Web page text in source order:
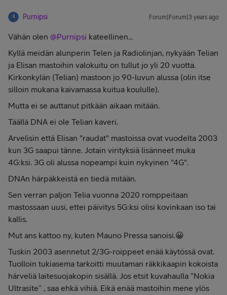
Purnipsi Forum|Forum|3 years ago
Vähän olen @Purnipsi kateellinen…
Kyllä meidän alunperin Telen ja Radiolinjan, nykyään Telian
ja Elisan mastoihin valokuitu on tullut jo yli 20 vuotta.
Kirkonkylän (Telian) mastoon jo 90-luvun alussa (olin itse
silloin mukana kaivamassa kuitua koululle).
Mutta ei se auttanut pitkään aikaan mitään.
Täällä DNA ei ole Telian kaveri.
Arvelisin että Elisan "raudat" mastoissa ovat vuodelta 2003
kun 3G saapui tänne. Jotain virityksiä lisänneet muka
4G:ksi. 3G oli alussa nopeampi kuin nykyinen "4G".
DNAn härpäkkeistä en tiedä mitään.
Sen verran paljon Telia vuonna 2020 romppeitaan
mastossaan uusi, ettei päivitys 5G:ksi olisi kovinkaan iso tai
kallis.
Mut ans kattoo ny, kuten Mauno Pressa sanoisi.😀
Tuskin 2003 asennetut 2/3G-roippeet enää käytössä ovat.
Tuolloin tukiasema tarkoitti muutaman räkkikaapin kokoista
härveliä laitesuojakopin sisällä. Jos etsit kuvahaulla “Nokia
Ultrasite” , saa ehkä vihiä. Eikä enää mastoihin mene ylös